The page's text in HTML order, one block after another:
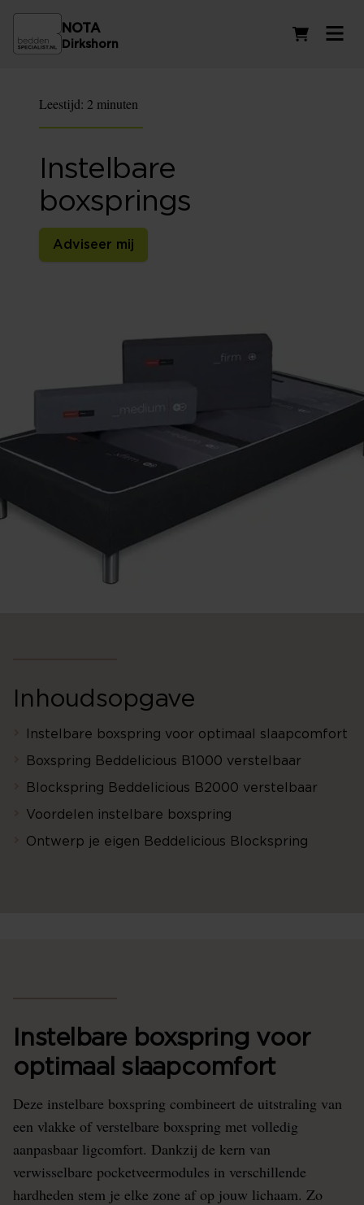
NOTA
Dirkshorn
Leestijd: 2 minuten
Instelbare
boxsprings
Adviseer mij
Inhoudsopgave
Instelbare boxspring voor optimaal slaapcomfort
Boxspring Beddelicious B1000 verstelbaar
Blockspring Beddelicious B2000 verstelbaar
Voordelen instelbare boxspring
Ontwerp je eigen Beddelicious Blockspring
Instelbare boxspring voor
optimaal slaapcomfort
Deze instelbare boxspring combineert de uitstraling van
een vlakke of verstelbare boxspring met volledig
aanpasbaar ligcomfort. Dankzij de kern van
verwisselbare pocketveermodules in verschillende
hardheden stem je elke zone af op jouw lichaam. Zo